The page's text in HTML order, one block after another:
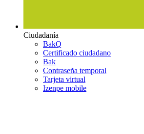
Ciudadanía
BakQ
Certificado ciudadano
Bak
Contraseña temporal
Tarjeta virtual
Izenpe mobile